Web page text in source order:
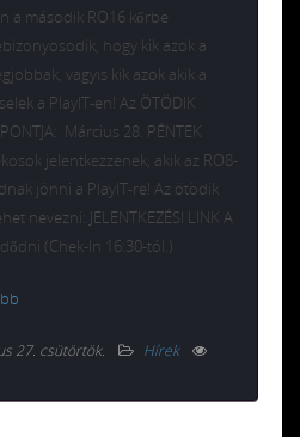
a második RO16 kőrbe
hogy kik azok a
vagyis kik azok akik a
a PlayIT-en! Az ÖTÖDIK
Március 28. PÉNTEK
jelentkezzenek, akik az RO8-
jönni a PlayIT-re! Az ötödik
nevezni: JELENTKEZÉSI LINK A
(Chek-In 16:30-tól.)
27. csütörtök.
Hírek